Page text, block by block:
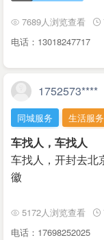
7689人浏览查看
电话：13018247717
1752573****
同城服务 生活服务
车找人，车找人
车找人，开封去北
徽
5172人浏览查看
电话：17698252025